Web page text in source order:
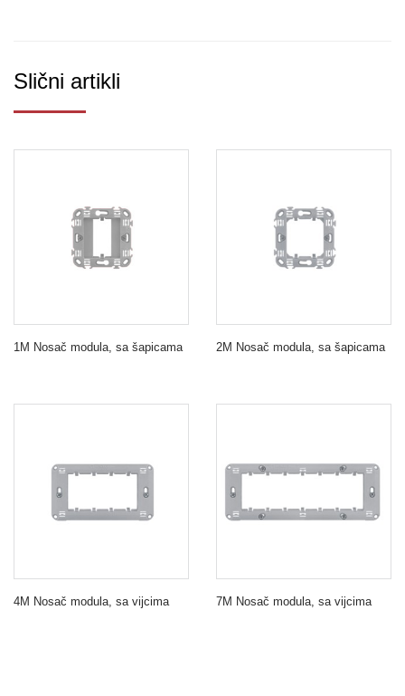
Slični artikli
1M Nosač modula, sa šapicama 2M Nosač modula, sa šapicama
4M Nosač modula, sa vijcima 7M Nosač modula, sa vijcima